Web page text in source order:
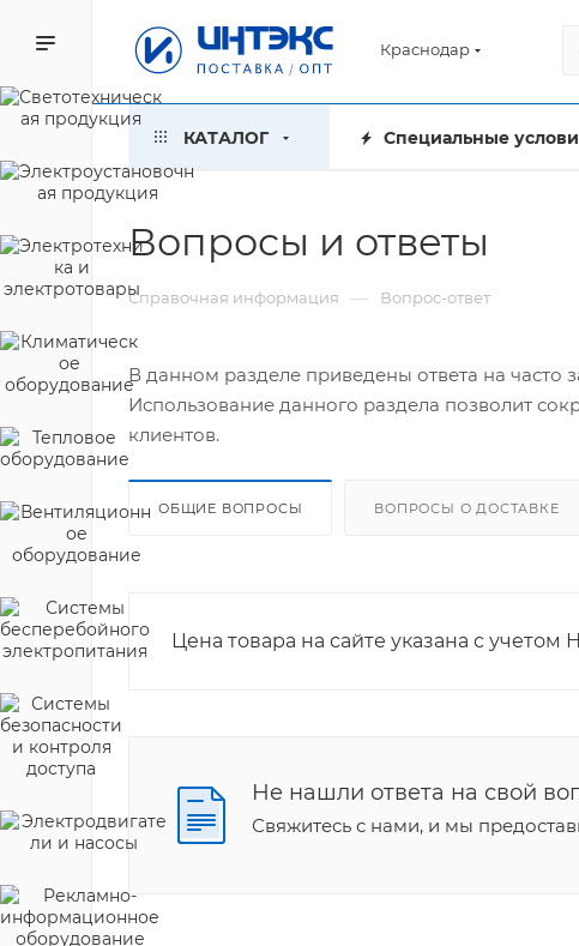
Краснодар
КАТАЛОГ Специальные
Вопросы и ответы
Справочная информация — Вопрос-ответ
В данном разделе приведены ответа на часто
Использование данного раздела позволит
клиентов.
ОБЩИЕ ВОПРОСЫ ВОПРОСЫ О ДОСТАВКЕ
Цена товара на сайте указана с учетом
Не нашли ответа на свой
Свяжитесь с нами, и мы